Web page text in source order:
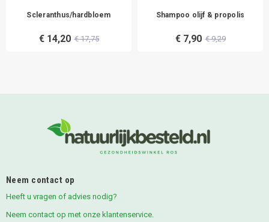
Scleranthus/hardbloem
€ 14,20 € 17,75
Shampoo olijf & propolis
€ 7,90 € 9,29
Neem contact op
Heeft u vragen of advies nodig?
Neem contact op met onze klantenservice.